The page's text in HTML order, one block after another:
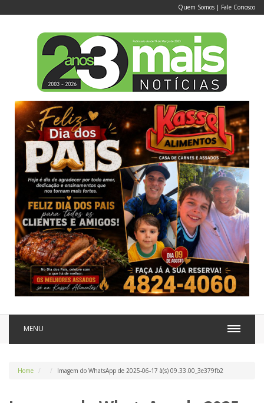
Quem Somos | Fale Conosco
MENU
Home Imagem do WhatsApp de 2025-06-17 à(s) 09.33.00_3e379fb2